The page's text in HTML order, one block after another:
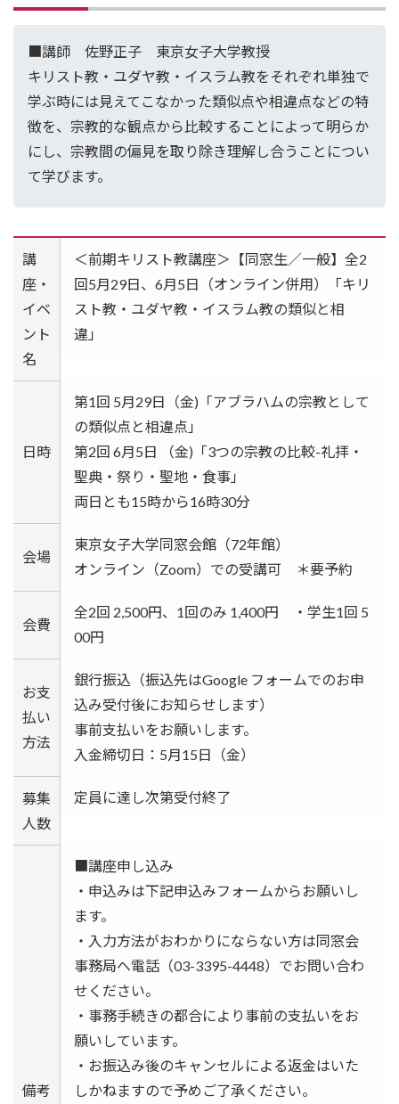
■講師 佐野正子 東京女子大学教授
キリスト教・ユダヤ教・イスラム教をそれぞれ単独で
学ぶ時には見えてこなかった類似点や相違点などの特
徴を、宗教的な観点から比較することによって明らか
にし、宗教間の偏見を取り除き理解し合うことについ
て学びます。
講
座・
イベ
ント
名
＜前期キリスト教講座＞【同窓生／一般】全2
回5月29日、6月5日（オンライン併用）「キリ
スト教・ユダヤ教・イスラム教の類似と相
違」
日時
第1回 5月29日（金)「アブラハムの宗教として
の類似点と相違点」
第2回 6月5日 （金)「3つの宗教の比較-礼拝・
聖典・祭り・聖地・食事」
両日とも15時から16時30分
会場
東京女子大学同窓会館（72年館）
オンライン（Zoom）での受講可 ＊要予約
会費
全2回 2,500円、1回のみ 1,400円 ・学生1回 5
00円
お支
払い
方法
銀行振込（振込先はGoogle フォームでのお申
込み受付後にお知らせします）
事前支払いをお願いします。
入金締切日：5月15日（金）
募集
人数
定員に達し次第受付終了
備考
■講座申し込み
・申込みは下記申込みフォームからお願いし
ます。
・入力方法がおわかりにならない方は同窓会
事務局へ電話（03-3395-4448）でお問い合わ
せください。
・事務手続きの都合により事前の支払いをお
願いしています。
・お振込み後のキャンセルによる返金はいた
しかねますので予めご了承ください。